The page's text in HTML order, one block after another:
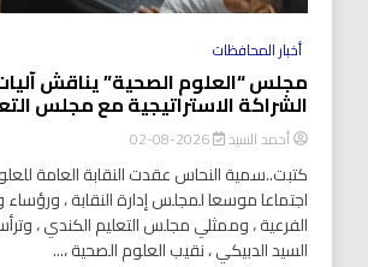
أخبار المحافظات
مجلس “العلوم الصحية” يناقش
الشراكة الاستراتيجية مع مجلس
أحمد السيد 2026-08-02
كتبت..سمية النحاس عقدت النقابة العامة
اجتماعا موسعا لمجلس إدارة النقابة ، ورؤساء
الفرعية ، وممثلي مجلس التعليم الكندي ،
السيد الدبيكي ، نقيب العلوم الصحية ،...